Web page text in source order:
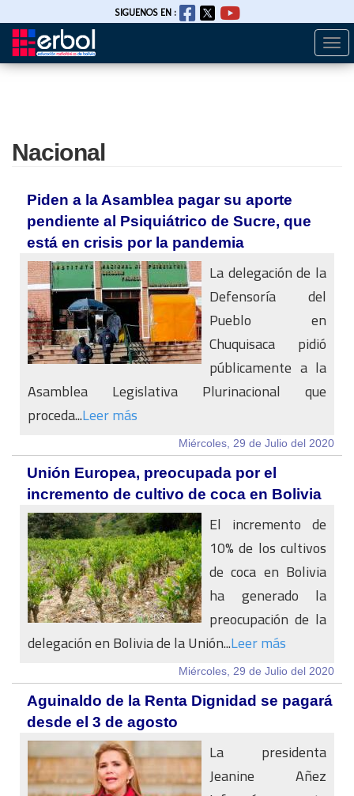
Pasar
SIGUENOS EN :
Nacional
Piden a la Asamblea pagar su aporte
pendiente al Psiquiátrico de Sucre, que
está en crisis por la pandemia
La delegación de la
Defensoría del
Pueblo en
Chuquisaca pidió
públicamente a la
Asamblea Legislativa Plurinacional que
proceda...Leer más
Miércoles, 29 de Julio del 2020
Unión Europea, preocupada por el
incremento de cultivo de coca en Bolivia
El incremento de
10% de los cultivos
de coca en Bolivia
ha generado la
preocupación de la
delegación en Bolivia de la Unión...Leer más
Miércoles, 29 de Julio del 2020
Aguinaldo de la Renta Dignidad se pagará
desde el 3 de agosto
La presidenta
Jeanine Añez